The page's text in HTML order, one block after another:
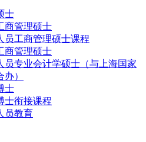
士
商管理硕士
员工商管理硕士课程
商管理硕士
员专业会计学硕士（与上海国家
）
士
士衔接课程
员教育